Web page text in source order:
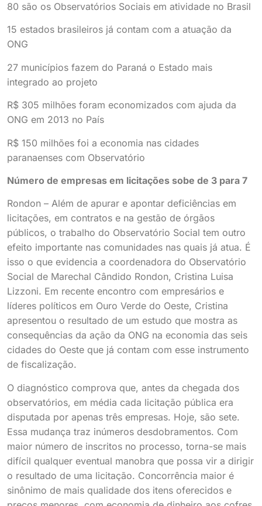
80 são os Observatórios Sociais em atividade no Brasil
15 estados brasileiros já contam com a atuação da
ONG
27 municípios fazem do Paraná o Estado mais
integrado ao projeto
R$ 305 milhões foram economizados com ajuda da
ONG em 2013 no País
R$ 150 milhões foi a economia nas cidades
paranaenses com Observatório
Número de empresas em licitações sobe de 3 para 7
Rondon – Além de apurar e apontar deficiências em
licitações, em contratos e na gestão de órgãos
públicos, o trabalho do Observatório Social tem outro
efeito importante nas comunidades nas quais já atua. É
isso o que evidencia a coordenadora do Observatório
Social de Marechal Cândido Rondon, Cristina Luisa
Lizzoni. Em recente encontro com empresários e
líderes políticos em Ouro Verde do Oeste, Cristina
apresentou o resultado de um estudo que mostra as
consequências da ação da ONG na economia das seis
cidades do Oeste que já contam com esse instrumento
de fiscalização.
O diagnóstico comprova que, antes da chegada dos
observatórios, em média cada licitação pública era
disputada por apenas três empresas. Hoje, são sete.
Essa mudança traz inúmeros desdobramentos. Com
maior número de inscritos no processo, torna-se mais
difícil qualquer eventual manobra que possa vir a dirigir
o resultado de uma licitação. Concorrência maior é
sinônimo de mais qualidade dos itens oferecidos e